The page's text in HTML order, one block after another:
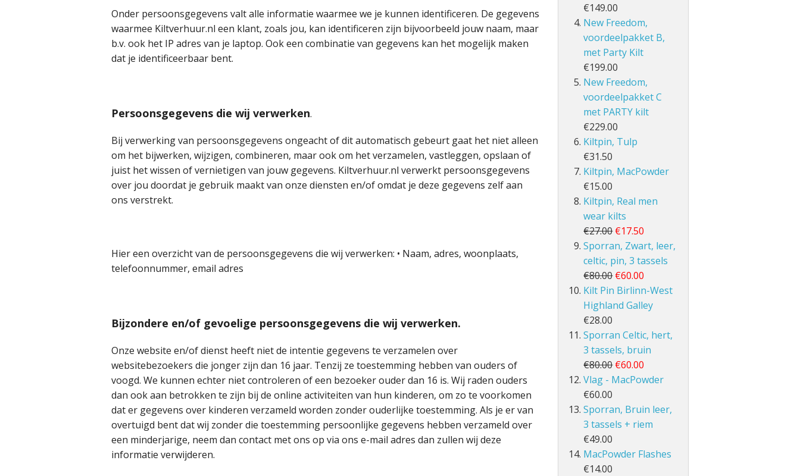
Onder persoonsgegevens valt alle informatie waarmee we je kunnen identificeren. De gegevens
waarmee Kiltverhuur.nl een klant, zoals jou, kan identificeren zijn bijvoorbeeld jouw naam, maar
b.v. ook het IP adres van je laptop. Ook een combinatie van gegevens kan het mogelijk maken
dat je identificeerbaar bent.
Persoonsgegevens die wij verwerken.
Bij verwerking van persoonsgegevens ongeacht of dit automatisch gebeurt gaat het niet alleen
om het bijwerken, wijzigen, combineren, maar ook om het verzamelen, vastleggen, opslaan of
juist het wissen of vernietigen van jouw gegevens. Kiltverhuur.nl verwerkt persoonsgegevens
over jou doordat je gebruik maakt van onze diensten en/of omdat je deze gegevens zelf aan
ons verstrekt.
Hier een overzicht van de persoonsgegevens die wij verwerken: • Naam, adres, woonplaats,
telefoonnummer, email adres
Bijzondere en/of gevoelige persoonsgegevens die wij verwerken.
Onze website en/of dienst heeft niet de intentie gegevens te verzamelen over
websitebezoekers die jonger zijn dan 16 jaar. Tenzij ze toestemming hebben van ouders of
voogd. We kunnen echter niet controleren of een bezoeker ouder dan 16 is. Wij raden ouders
dan ook aan betrokken te zijn bij de online activiteiten van hun kinderen, om zo te voorkomen
dat er gegevens over kinderen verzameld worden zonder ouderlijke toestemming. Als je er van
overtuigd bent dat wij zonder die toestemming persoonlijke gegevens hebben verzameld over
een minderjarige, neem dan contact met ons op via ons e-mail adres dan zullen wij deze
informatie verwijderen.
€149.00
New Freedom,
voordeelpakket B,
met Party Kilt
€199.00
New Freedom,
voordeelpakket C
met PARTY kilt
€229.00
Kiltpin, Tulp
€31.50
Kiltpin, MacPowder
€15.00
Kiltpin, Real men
wear kilts
€27.00 €17.50
Sporran, Zwart, leer,
celtic, pin, 3 tassels
€80.00 €60.00
Kilt Pin Birlinn-West
Highland Galley
€28.00
Sporran Celtic, hert,
3 tassels, bruin
€80.00 €60.00
Vlag - MacPowder
€60.00
Sporran, Bruin leer,
3 tassels + riem
€49.00
MacPowder Flashes
€14.00